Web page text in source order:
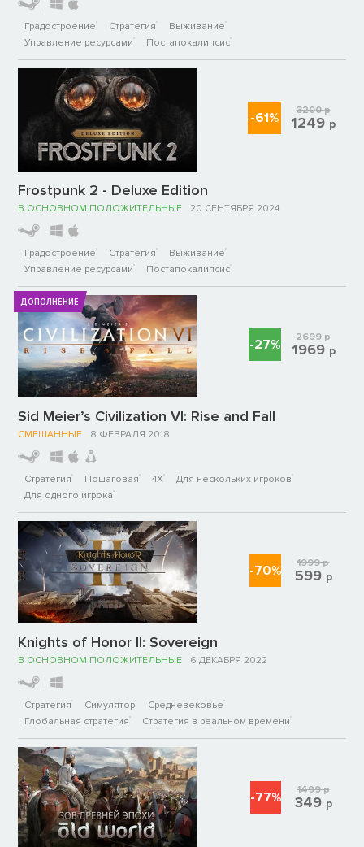
Градостроение Стратегия
Выживание
Управление ресурсами
Постапокалипсис
Frostpunk 2 - Deluxe Edition
В ОСНОВНОМ ПОЛОЖИТЕЛЬНЫЕ 20 СЕНТЯБРЯ 2024
Градостроение Стратегия
Выживание
Управление ресурсами
Постапокалипсис
-61% 3200р
1249 р
ДОПОЛНЕНИЕ
Sid Meier’s Civilization VI: Rise and Fall
СМЕШАННЫЕ 8 ФЕВРАЛЯ 2018
Стратегия Пошаговая 4X
Для нескольких игроков
Для одного игрока
-27% 2699р
1969 р
Knights of Honor II: Sovereign
В ОСНОВНОМ ПОЛОЖИТЕЛЬНЫЕ 6 ДЕКАБРЯ 2022
Стратегия Симулятор
Средневековье
Глобальная стратегия
Стратегия в реальном времени
-70% 1999р
599 р
-77% 1499р
349 р